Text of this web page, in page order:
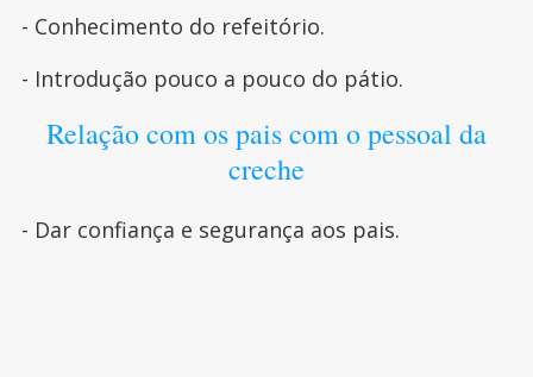
- Conhecimento do refeitório.
- Introdução pouco a pouco do pátio.
Relação com os pais com o pessoal da
creche
- Dar confiança e segurança aos pais.